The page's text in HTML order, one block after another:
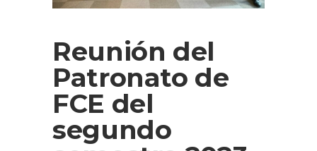
Reunión del
Patronato de
FCE del
segundo